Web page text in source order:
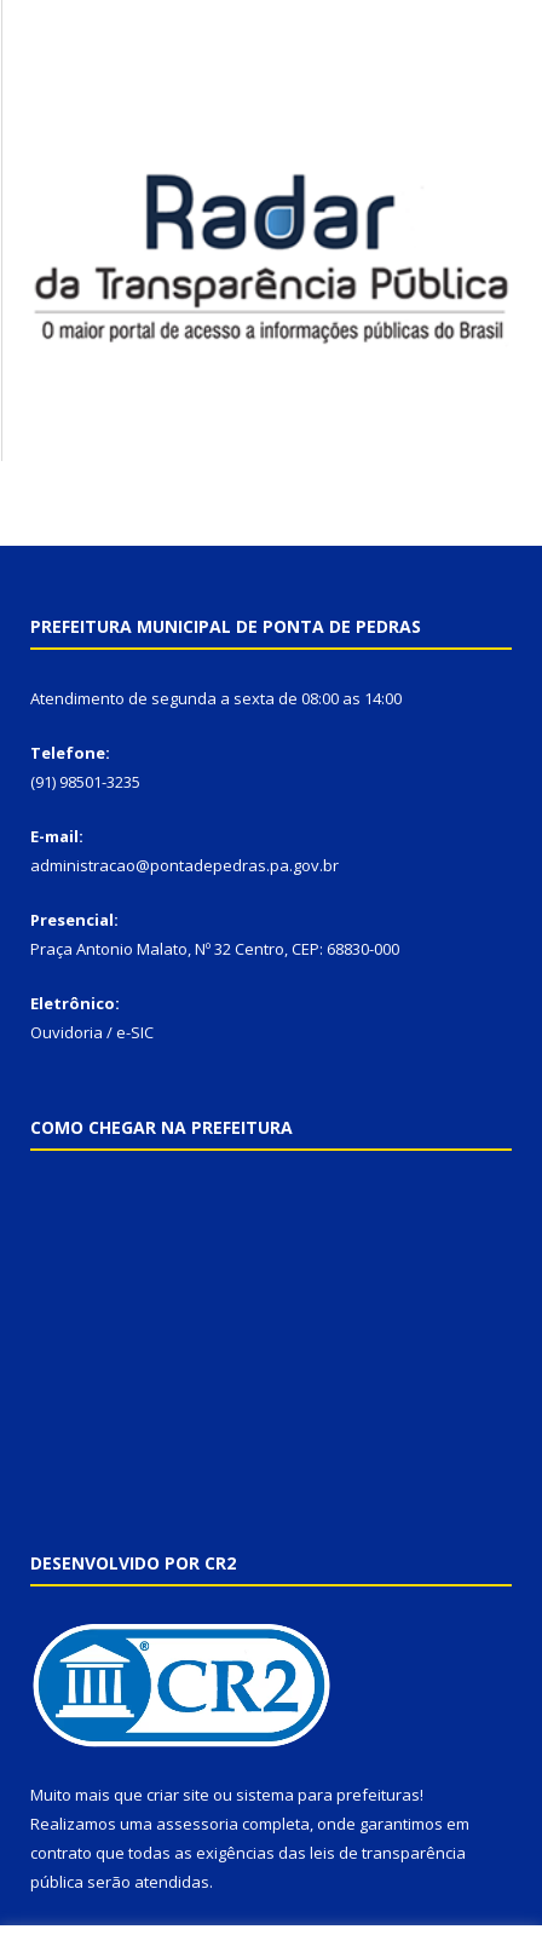
PREFEITURA MUNICIPAL DE PONTA DE PEDRAS
Atendimento de segunda a sexta de 08:00 as 14:00
Telefone:
(91) 98501-3235
E-mail:
administracao@pontadepedras.pa.gov.br
Presencial:
Praça Antonio Malato, Nº 32 Centro, CEP: 68830-000
Eletrônico:
Ouvidoria / e-SIC
COMO CHEGAR NA PREFEITURA
DESENVOLVIDO POR CR2
Muito mais que criar site ou sistema para prefeituras!
Realizamos uma assessoria completa, onde garantimos em
contrato que todas as exigências das leis de transparência
pública serão atendidas.